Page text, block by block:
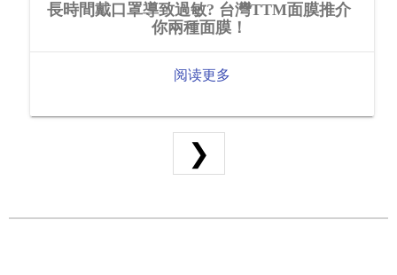
長時間戴口罩導致過敏? 台灣TTM面膜推介
你兩種面膜！
阅读更多
❯